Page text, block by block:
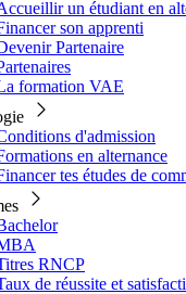
un étudiant en
son apprenti
Partenaire
formation VAE
d'admission
en alternance
tes études de
RNCP
de réussite et